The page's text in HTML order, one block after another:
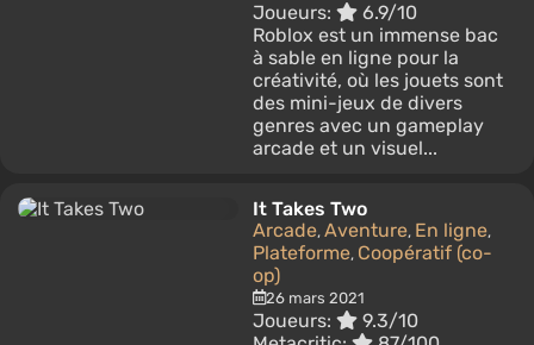
Joueurs:
6.9/10
Roblox est un immense bac
à sable en ligne pour la
créativité, où les jouets sont
des mini-jeux de divers
genres avec un gameplay
arcade et un visuel...
It Takes Two
Arcade, Aventure, En ligne,
Plateforme, Coopératif (co-
op)
26 mars 2021
Joueurs:
9.3/10